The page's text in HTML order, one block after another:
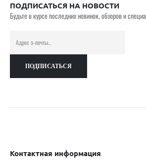
ПОДПИСАТЬСЯ НА НОВОСТИ
Будьте в курсе последних новинок, обзоров и
Контактная информация